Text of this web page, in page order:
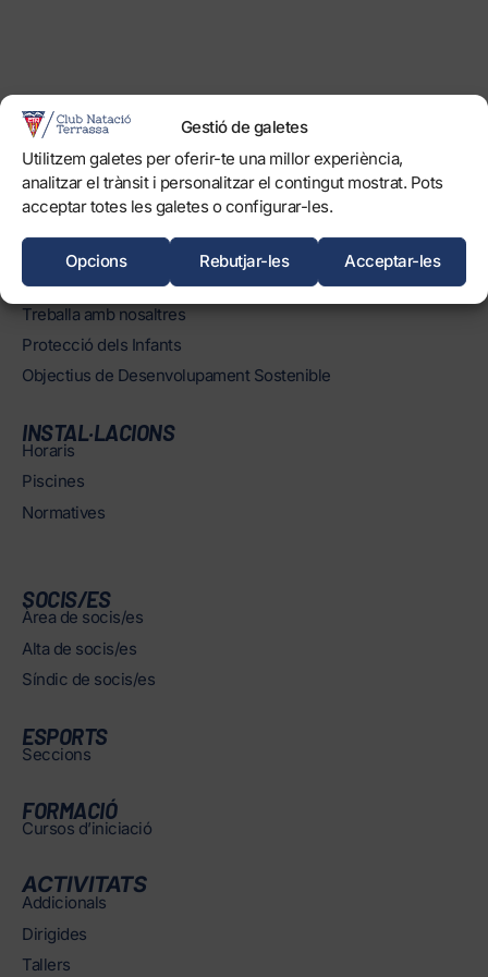
Gestió de galetes
Utilitzem galetes per oferir-te una millor experiència,
analitzar el trànsit i personalitzar el contingut mostrat. Pots
acceptar totes les galetes o configurar-les.
Acceptar-les
Rebutjar-les
Opcions
FORÇA, TERRASSA!
EL CLUB
Història
Òrgans
Informació corporativa i transparència
Treballa amb nosaltres
Protecció dels Infants
Objectius de Desenvolupament Sostenible
INSTAL·LACIONS
Horaris
Piscines
Normatives
SOCIS/ES
Àrea de socis/es
Alta de socis/es
Síndic de socis/es
ESPORTS
Seccions
FORMACIÓ
Cursos d’iniciació
ACTIVITATS
Addicionals
Dirigides
Tallers